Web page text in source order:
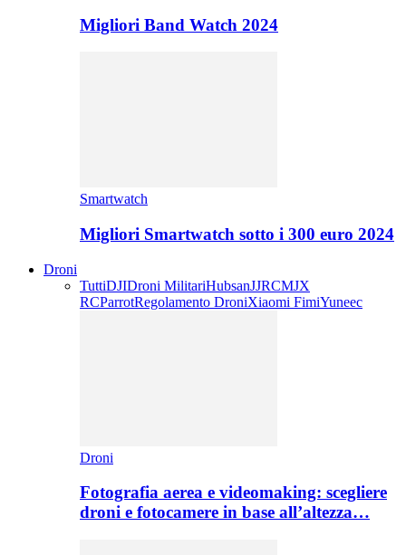
Migliori Band Watch 2024
Smartwatch
Migliori Smartwatch sotto i 300 euro 2024
Droni
TuttiDJIDroni MilitariHubsanJJRCMJX
RCParrotRegolamento DroniXiaomi FimiYuneec
Droni
Fotografia aerea e videomaking: scegliere
droni e fotocamere in base all’altezza…